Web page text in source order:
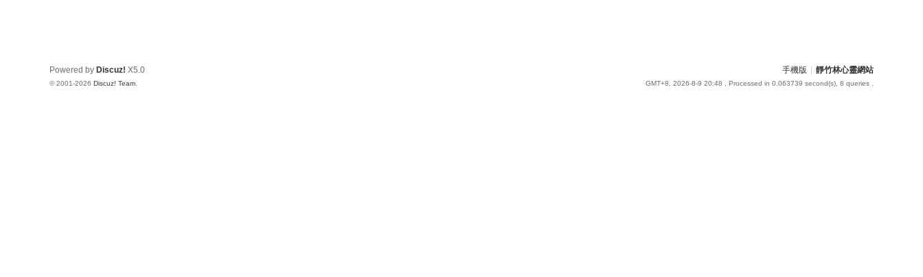
手機版 靜竹林心靈網站
GMT+8, 2026-8-9 20:48 , Processed in 0.063739 second(s), 8 queries .
Powered by Discuz! X5.0
© 2001-2026 Discuz! Team